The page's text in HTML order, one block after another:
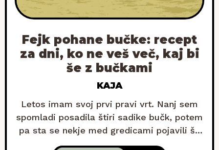
Fejk pohane bučke: recept
za dni, ko ne veš več, kaj bi
še z bučkami
KAJA
Letos imam svoj prvi pravi vrt. Nanj sem
spomladi posadila štiri sadike bučk, potem
pa sta se nekje med gredicami pojavili še
dve dodatni rastlini. Nimam pojma, od kod